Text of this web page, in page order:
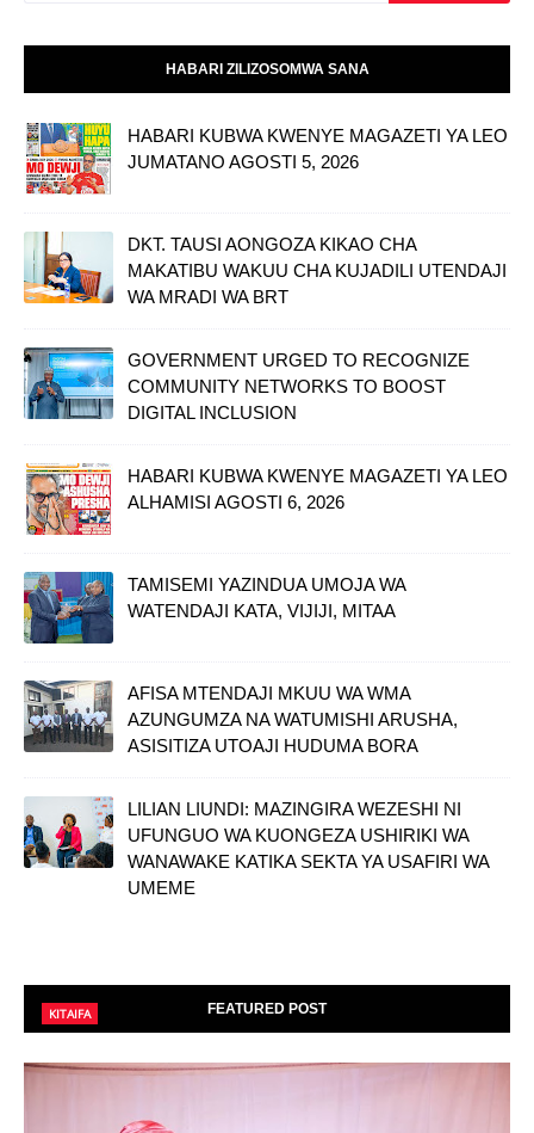
HABARI ZILIZOSOMWA SANA
HABARI KUBWA KWENYE MAGAZETI YA LEO
JUMATANO AGOSTI 5, 2026
DKT. TAUSI AONGOZA KIKAO CHA
MAKATIBU WAKUU CHA KUJADILI UTENDAJI
WA MRADI WA BRT
GOVERNMENT URGED TO RECOGNIZE
COMMUNITY NETWORKS TO BOOST
DIGITAL INCLUSION
HABARI KUBWA KWENYE MAGAZETI YA LEO
ALHAMISI AGOSTI 6, 2026
TAMISEMI YAZINDUA UMOJA WA
WATENDAJI KATA, VIJIJI, MITAA
AFISA MTENDAJI MKUU WA WMA
AZUNGUMZA NA WATUMISHI ARUSHA,
ASISITIZA UTOAJI HUDUMA BORA
LILIAN LIUNDI: MAZINGIRA WEZESHI NI
UFUNGUO WA KUONGEZA USHIRIKI WA
WANAWAKE KATIKA SEKTA YA USAFIRI WA
UMEME
FEATURED POST
KITAIFA